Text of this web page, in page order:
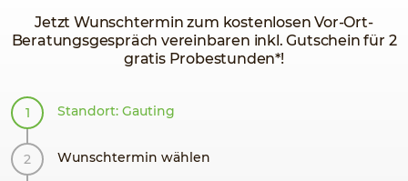
Jetzt Wunschtermin zum kostenlosen Vor-Ort-
Beratungsgespräch vereinbaren inkl. Gutschein für 2
gratis Probestunden*!
Standort: Gauting
Wunschtermin wählen